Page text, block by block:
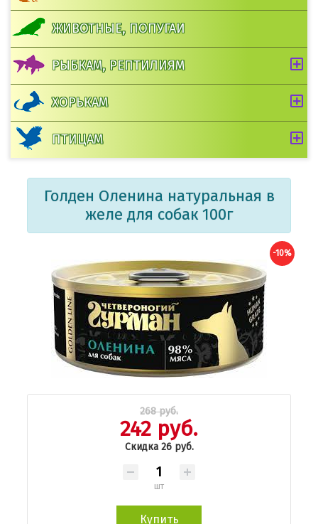
ЖИВОТНЫЕ, ПОПУГАИ
РЫБКАМ, РЕПТИЛИЯМ
ХОРЬКАМ
ПТИЦАМ
Голден Оленина натуральная в
желе для собак 100г
-10%
268 руб.
242 руб.
Скидка 26 руб.
шт
Купить